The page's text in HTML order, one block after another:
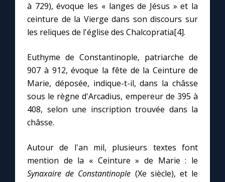
Faire un don
à 729), évoque les « langes de Jésus » et la
ceinture de la Vierge dans son discours sur
les reliques de l'église des Chalcopratia[4].
Euthyme de Constantinople, patriarche de
907 à 912, évoque la fête de la Ceinture de
Marie, déposée, indique-t-il, dans la châsse
sous le règne d'Arcadius, empereur de 395 à
408, selon une inscription trouvée dans la
châsse.
Autour de l'an mil, plusieurs textes font
mention de la « Ceinture » de Marie : le
Synaxaire de Constantinople (Xe siècle), et le